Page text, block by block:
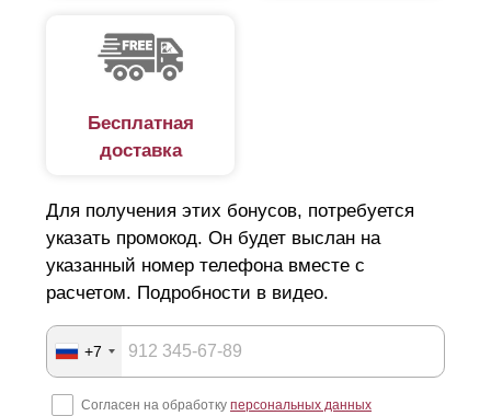
Бесплатная
доставка
Для получения этих бонусов, потребуется
указать промокод. Он будет выслан на
указанный номер телефона вместе с
расчетом. Подробности в видео.
+7
Согласен на обработку персональных данных